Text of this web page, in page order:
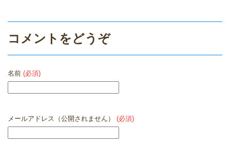
コメントをどうぞ
名前 (必須)
メールアドレス（公開されません） (必須)